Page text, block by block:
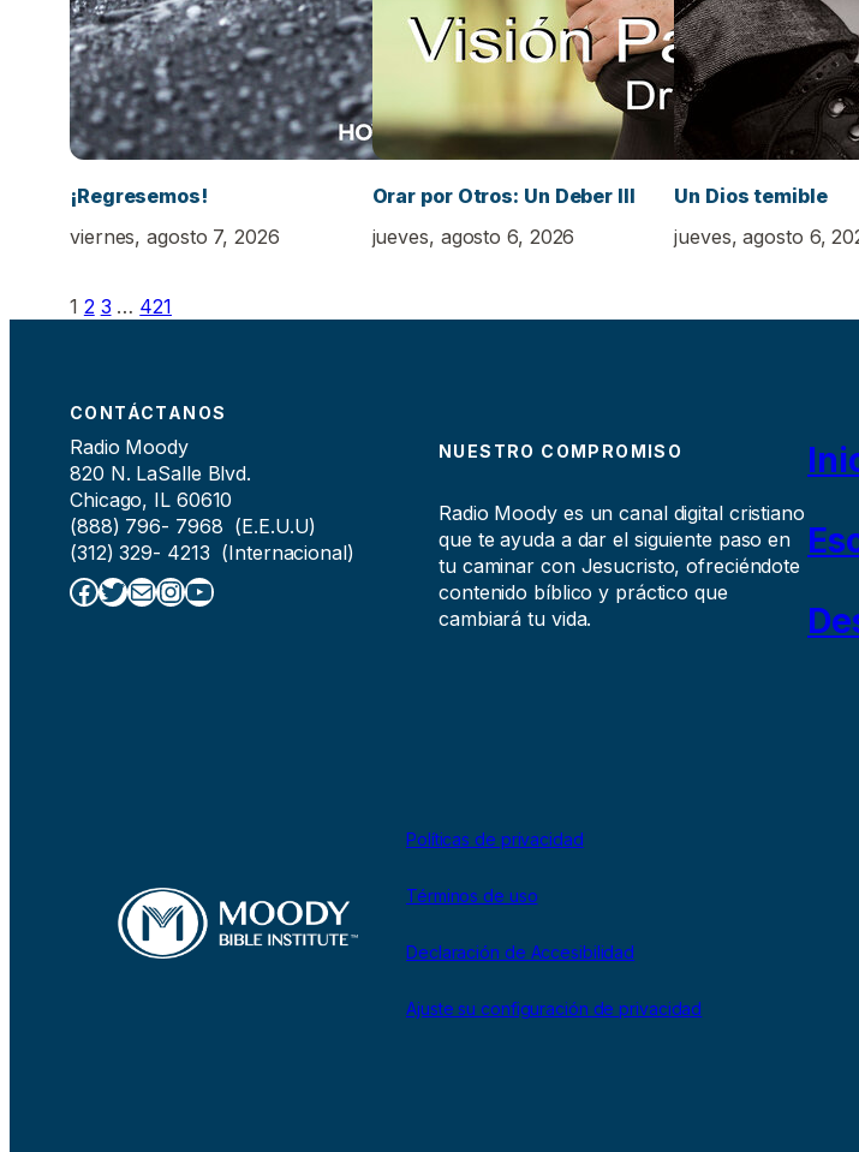
¡Regresemos!
viernes, agosto 7, 2026
Orar por Otros: Un Deber III
jueves, agosto 6, 2026
Un Dios temible
jueves, agosto 6,
1 2 3 … 421
CONTÁCTANOS
Radio Moody
820 N. LaSalle Blvd.
Chicago, IL 60610
(888) 796- 7968 (E.E.U.U)
(312) 329- 4213 (Internacional)
Facebook Twitter Correo electrónico InstagramYouTube
NUESTRO COMPROMISO
Radio Moody es un canal digital cristiano
que te ayuda a dar el siguiente paso en
tu caminar con Jesucristo, ofreciéndote
contenido bíblico y práctico que
cambiará tu vida.
Políticas de privacidad
Términos de uso
Declaración de Accesibilidad
Ajuste su configuración de privacidad